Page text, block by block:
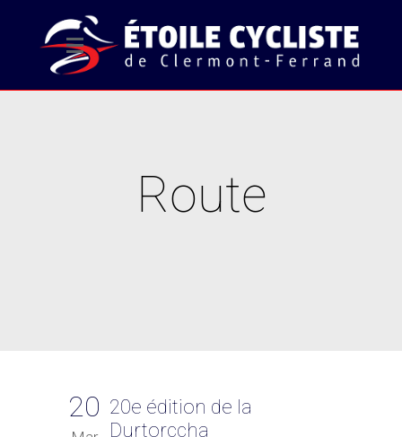
Route
20 20e édition de la
Durtorccha